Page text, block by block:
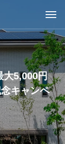
大5,000円
キャンペ